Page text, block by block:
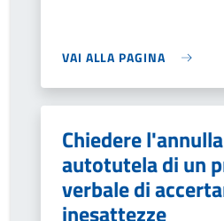
VAI ALLA PAGINA
Chiedere
autotutela di un
verbale di
inesattezze